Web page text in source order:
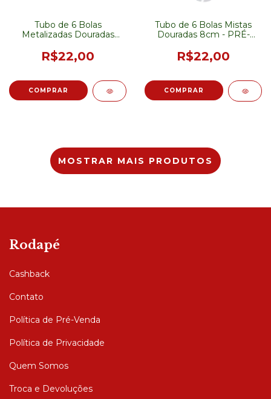
Tubo de 6 Bolas
Metalizadas Douradas
R$22,00
Tubo de 6 Bolas Mistas
Douradas 8cm - PRÉ-
R$22,00
MOSTRAR MAIS PRODUTOS
Rodapé
Cashback
Contato
Política de Pré-Venda
Política de Privacidade
Quem Somos
Troca e Devoluções